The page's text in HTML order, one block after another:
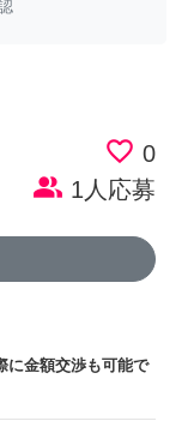
favorite_border 0
people_alt 1人応募
に金額交渉も可能で